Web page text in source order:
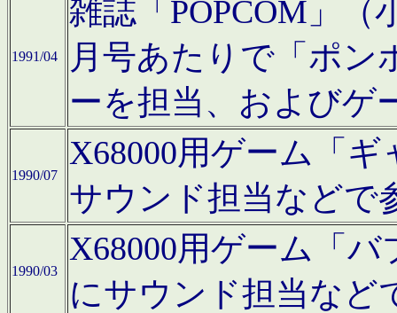
1991/04
雑誌「POPCOM」（
月号あたりで「ポン
ーを担当、およびゲ
1990/07
X68000用ゲーム「
サウンド担当などで
1990/03
X68000用ゲーム「
にサウンド担当など